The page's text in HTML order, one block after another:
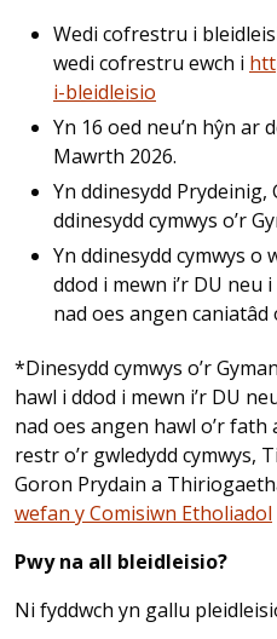
Wedi cofrestru i
wedi cofrestru ewch i
i-bleidleisio
Yn 16 oed neu’n hŷn ar
Mawrth 2026.
Yn ddinesydd Prydeinig,
ddinesydd cymwys o’r
Yn ddinesydd cymwys o
ddod i mewn i’r DU neu
nad oes angen caniatâd
*Dinesydd cymwys o’r
hawl i ddod i mewn i’r DU
nad oes angen hawl o’r
restr o’r gwledydd cymwys,
Goron Prydain a
wefan y Comisiwn Etholiadol
Pwy na all bleidleisio?
Ni fyddwch yn gallu